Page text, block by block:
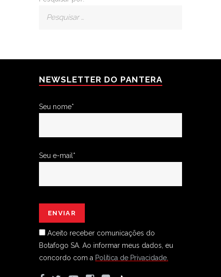
NEWSLETTER DO PANTERA
Seu nome*
Seu e-mail*
Aceito receber comunicações do
Botafogo SA. Ao informar meus dados, eu
concordo com a Política de Privacidade.